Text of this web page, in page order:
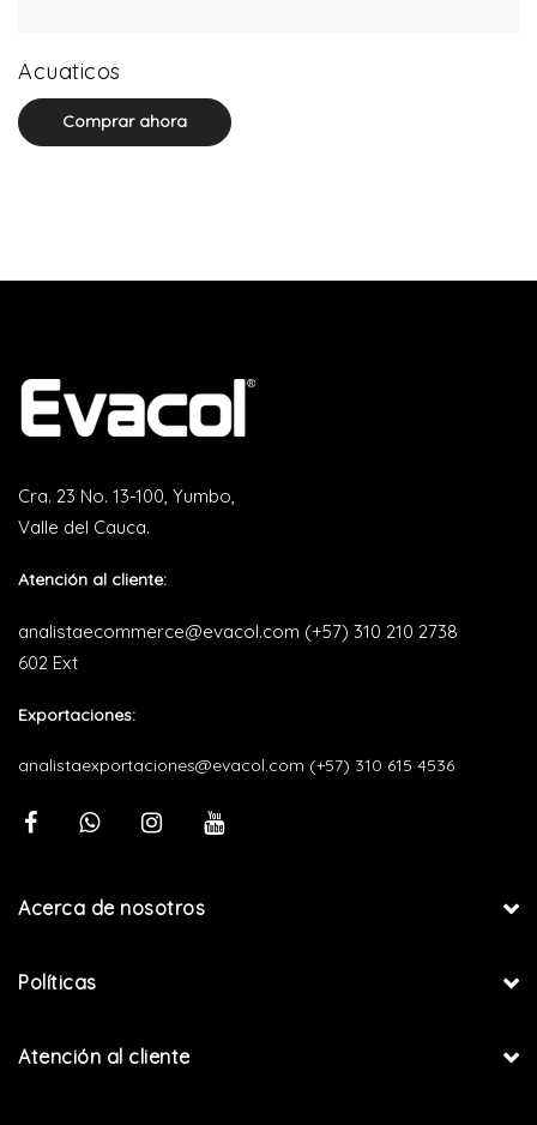
Acuaticos
Comprar ahora
Cra. 23 No. 13-100, Yumbo,
Valle del Cauca.
Atención al cliente:
analistaecommerce@evacol.com (+57) 310 210 2738
602 Ext
Exportaciones:
analistaexportaciones@evacol.com (+57) 310 615 4536
Acerca de nosotros
Políticas
Atención al cliente